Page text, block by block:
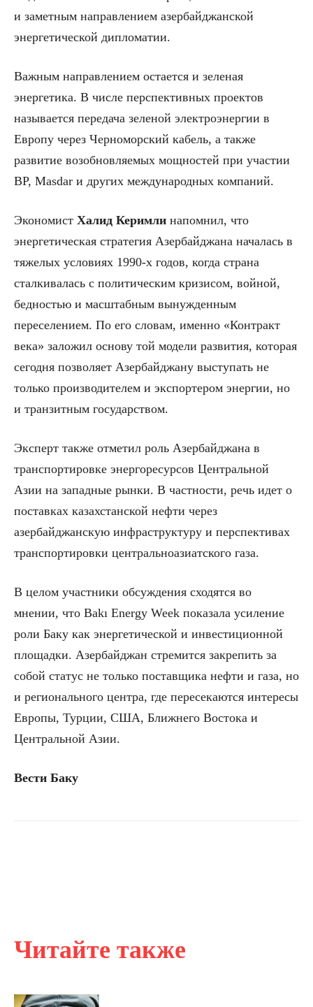
Читайте также
и заметным направлением азербайджанской
энергетической дипломатии.
Важным направлением остается и зеленая
энергетика. В числе перспективных проектов
называется передача зеленой электроэнергии в
Европу через Черноморский кабель, а также
развитие возобновляемых мощностей при участии
BP, Masdar и других международных компаний.
Экономист Халид Керимли напомнил, что
энергетическая стратегия Азербайджана началась в
тяжелых условиях 1990-х годов, когда страна
сталкивалась с политическим кризисом, войной,
бедностью и масштабным вынужденным
переселением. По его словам, именно «Контракт
века» заложил основу той модели развития, которая
сегодня позволяет Азербайджану выступать не
только производителем и экспортером энергии, но
и транзитным государством.
Эксперт также отметил роль Азербайджана в
транспортировке энергоресурсов Центральной
Азии на западные рынки. В частности, речь идет о
поставках казахстанской нефти через
азербайджанскую инфраструктуру и перспективах
транспортировки центральноазиатского газа.
В целом участники обсуждения сходятся во
мнении, что Bakı Energy Week показала усиление
роли Баку как энергетической и инвестиционной
площадки. Азербайджан стремится закрепить за
собой статус не только поставщика нефти и газа, но
и регионального центра, где пересекаются интересы
Европы, Турции, США, Ближнего Востока и
Центральной Азии.
Вести Баку